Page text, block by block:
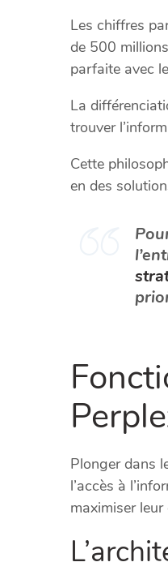
Les chiffres
de 500
parfaite avec
La
trouver
Cette
en des
Plonger dans
l’accès à
maximiser